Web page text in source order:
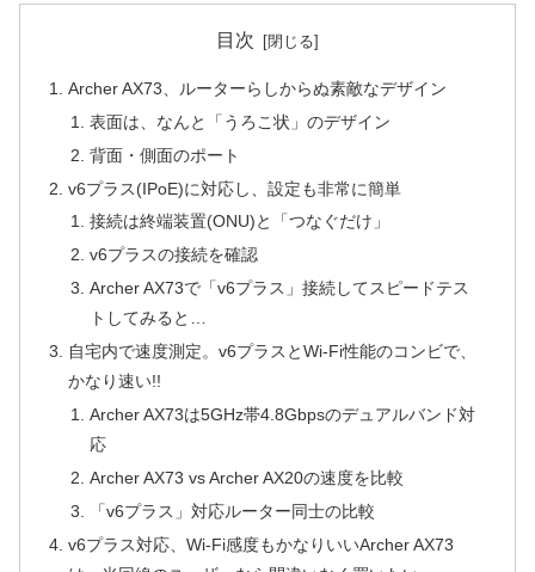
目次
Archer AX73、ルーターらしからぬ素敵なデザイン
表面は、なんと「うろこ状」のデザイン
背面・側面のポート
v6プラス(IPoE)に対応し、設定も非常に簡単
接続は終端装置(ONU)と「つなぐだけ」
v6プラスの接続を確認
Archer AX73で「v6プラス」接続してスピードテス
トしてみると…
自宅内で速度測定。v6プラスとWi-Fi性能のコンビで、
かなり速い!!
Archer AX73は5GHz帯4.8Gbpsのデュアルバンド対
応
Archer AX73 vs Archer AX20の速度を比較
「v6プラス」対応ルーター同士の比較
v6プラス対応、Wi-Fi感度もかなりいいArcher AX73